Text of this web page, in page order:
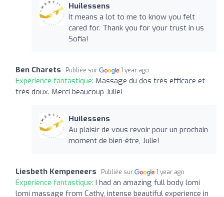
Huilessens
It means a lot to me to know you felt
cared for. Thank you for your trust in us
Sofia!
Ben Charets Publiée sur 1 year ago
Expérience fantastique: Massage du dos très efficace et
très doux. Merci beaucoup Julie!
Huilessens
Au plaisir de vous revoir pour un prochain
moment de bien-être, Julie!
Liesbeth Kempeneers Publiée sur 1 year ago
Expérience fantastique: I had an amazing full body lomi
lomi massage from Cathy, intense beautiful experience in